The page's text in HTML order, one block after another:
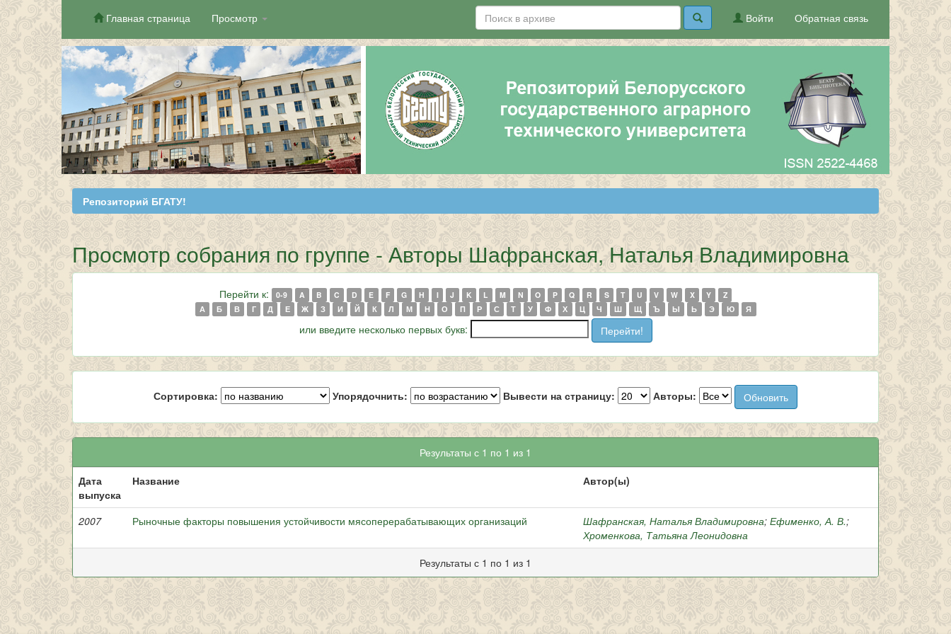
Skip
navigation
Главная страница Просмотр Обратная связь
Войти
Репозиторий БГАТУ!
Просмотр собрания по группе - Авторы Шафранская, Наталья Владимировна
Перейти к: 0-9 A B C D E F G H I J K L M N O P Q R S T U V W X Y
Z
А
Б В Г Д Е Ж З И Й К Л М Н О П Р С Т У Ф Х Ц Ч Ш Щ Ъ Ы Ь Э Ю Я
или введите несколько первых букв:
Сортировка: Упорядочнить: Вывести на страницу: Авторы:
Результаты с 1 по 1 из 1
Дата
выпуска
Название Автор(ы)
2007 Рыночные факторы повышения устойчивости мясоперерабатывающих организаций Шафранская, Наталья Владимировна; Ефименко, А. В.;
Хроменкова, Татьяна Леонидовна
Результаты с 1 по 1 из 1